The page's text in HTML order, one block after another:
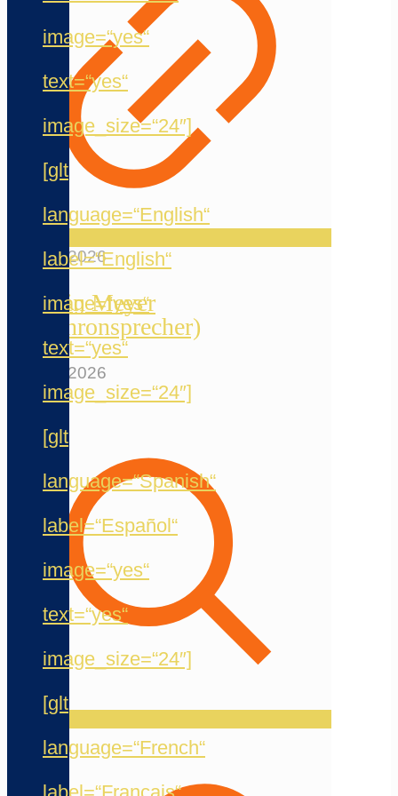
image=“yes“
text=“yes“
image_size=“24″]
[glt
language=“English“
label=“English“
image=“yes“
text=“yes“
image_size=“24″]
[glt
language=“Spanish“
label=“Español“
image=“yes“
text=“yes“
image_size=“24″]
[glt
language=“French“
20. Mai 2026
Jermain Meyer
(Synchronsprecher)
12. Mai 2026